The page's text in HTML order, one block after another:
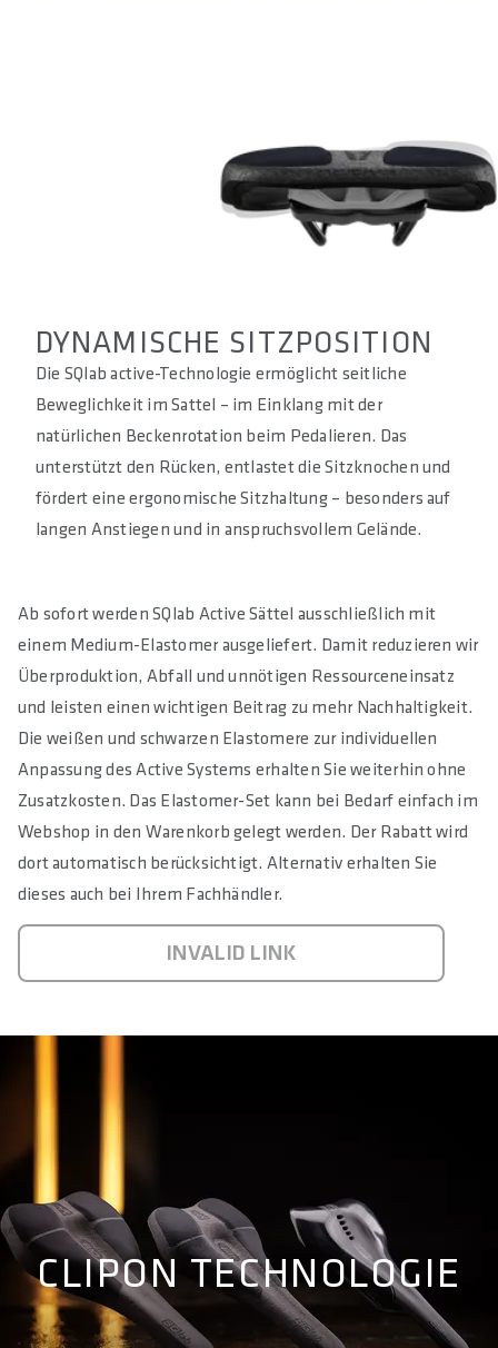
DYNAMISCHE SITZPOSITION
Die SQlab active-Technologie ermöglicht seitliche
Beweglichkeit im Sattel – im Einklang mit der
natürlichen Beckenrotation beim Pedalieren. Das
unterstützt den Rücken, entlastet die Sitzknochen und
fördert eine ergonomische Sitzhaltung – besonders auf
langen Anstiegen und in anspruchsvollem Gelände.
Ab sofort werden SQlab Active Sättel ausschließlich mit
einem Medium-Elastomer ausgeliefert. Damit reduzieren wir
Überproduktion, Abfall und unnötigen Ressourceneinsatz
und leisten einen wichtigen Beitrag zu mehr Nachhaltigkeit.
Die weißen und schwarzen Elastomere zur individuellen
Anpassung des Active Systems erhalten Sie weiterhin ohne
Zusatzkosten. Das Elastomer-Set kann bei Bedarf einfach im
Webshop in den Warenkorb gelegt werden. Der Rabatt wird
dort automatisch berücksichtigt. Alternativ erhalten Sie
dieses auch bei Ihrem Fachhändler.
INVALID LINK
CLIPON TECHNOLOGIE